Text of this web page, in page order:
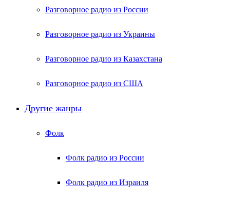
Разговорное радио из России
Разговорное радио из Украины
Разговорное радио из Казахстана
Разговорное радио из США
Другие жанры
Фолк
Фолк радио из России
Фолк радио из Израиля